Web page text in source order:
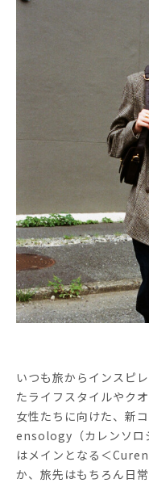
いつも旅からインスピ
たライフスタイルやク
女性たちに向けた、新
ensology（カレンソロ
はメインとなる＜
か、旅先はもちろん日